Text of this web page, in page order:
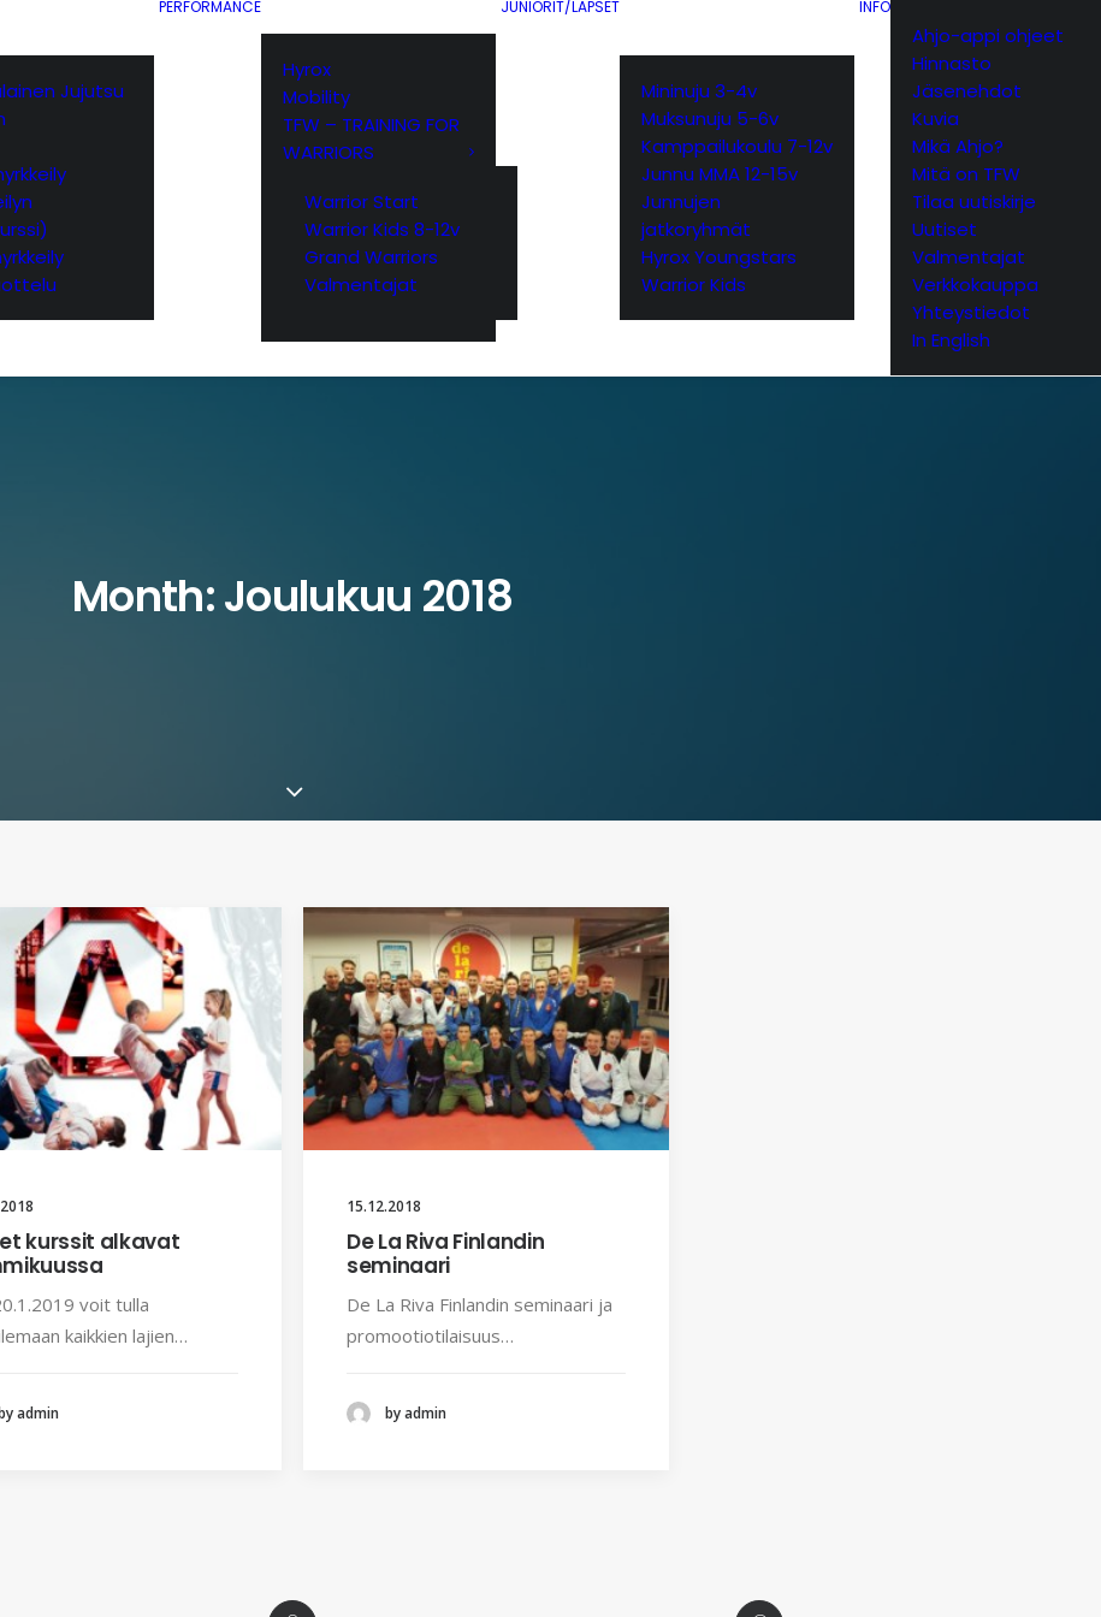
Jujutsu
PERFORMANCE
Hyrox
Mobility
TFW – TRAINING FOR
WARRIORS
Warrior Start
Warrior Kids 8-12v
Grand Warriors
Valmentajat
JUNIORIT/LAPSET
Mininuju 3-4v
Muksunuju 5-6v
Kamppailukoulu 7-12v
Junnu MMA 12-15v
Junnujen
jatkoryhmät
Hyrox Youngstars
Warrior Kids
INFO
Ahjo-appi ohjeet
Hinnasto
Jäsenehdot
Kuvia
Mikä Ahjo?
Mitä on TFW
Tilaa uutiskirje
Uutiset
Valmentajat
Verkkokauppa
Yhteystiedot
In English
Month: Joulukuu 2018
kurssit alkavat
voit tulla
kaikkien lajien…
admin
15.12.2018
De La Riva Finlandin
seminaari
De La Riva Finlandin seminaari ja
promootiotilaisuus…
by admin